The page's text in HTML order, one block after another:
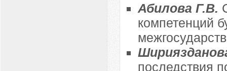
Абилова Г.В.
компетенций
последствия